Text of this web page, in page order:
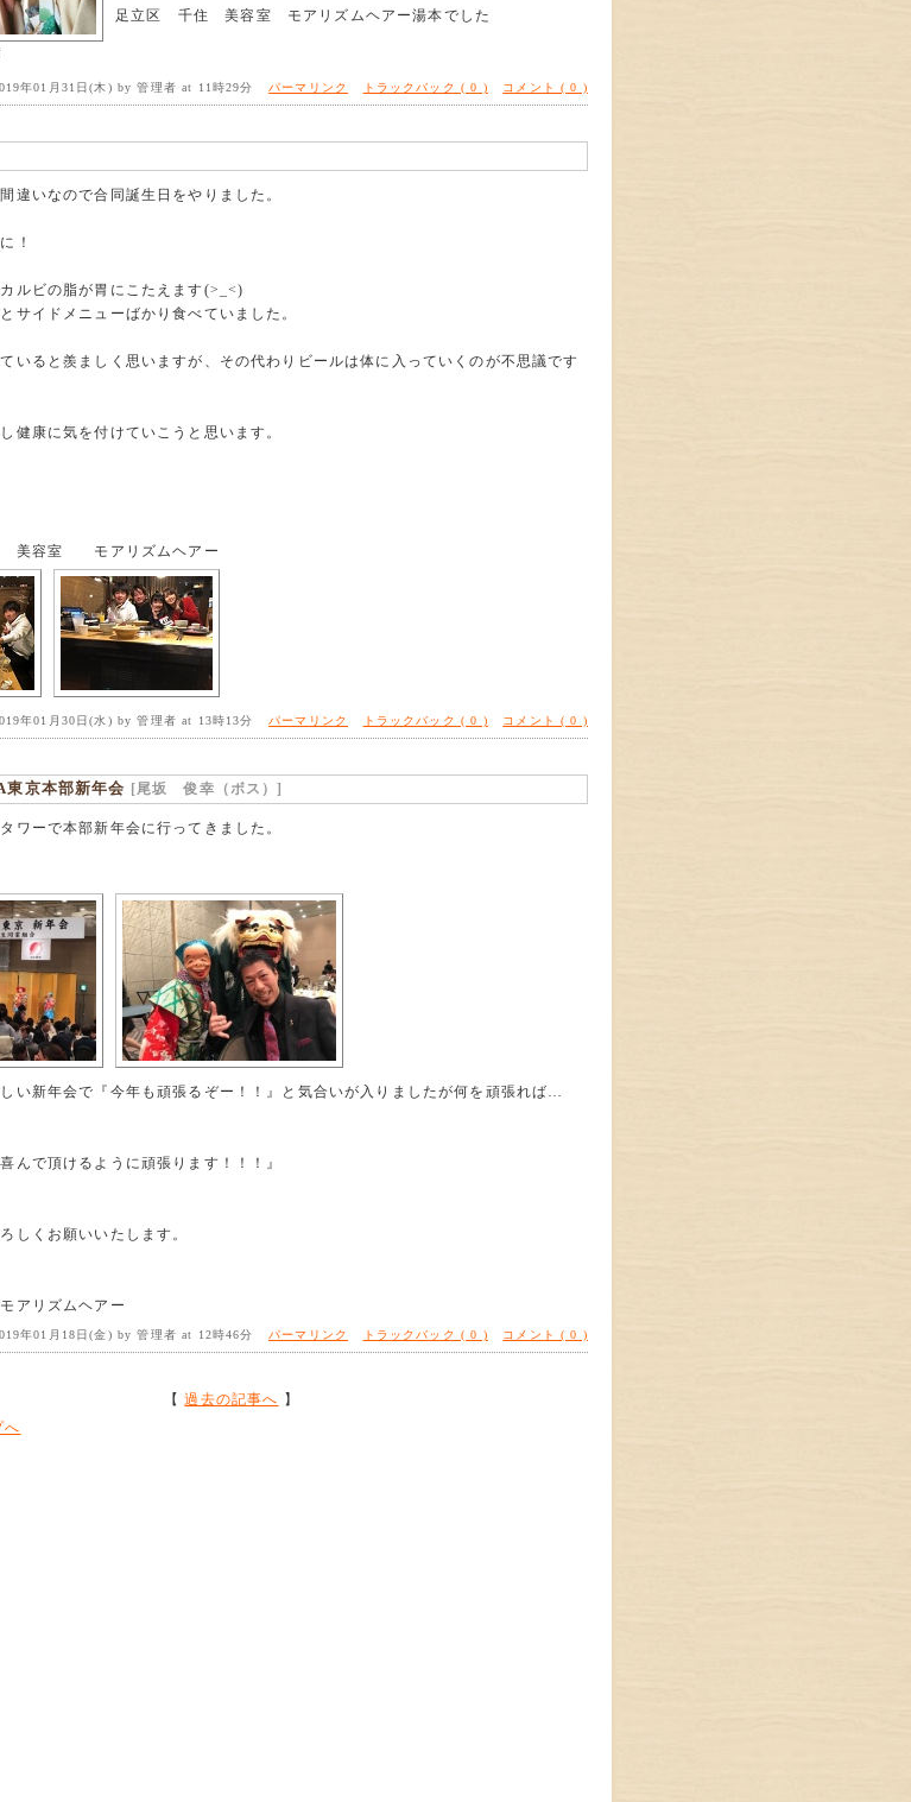
足立区 千住 美容室 モアリズムヘアー湯本でした
年01月31日(木) by 管理者 at 11時29分 パーマリンク トラックバック ( 0 ) コメント ( 0 )
違いなので合同誕生日をやりました。
！
ルビの脂が胃にこたえます(>_<)
サイドメニューばかり食べていました。
いると羨ましく思いますが、その代わりビールは体に入っていくのが不思議です
健康に気を付けていこうと思います。
容室 モアリズムヘアー
年01月30日(水) by 管理者 at 13時13分 パーマリンク トラックバック ( 0 ) コメント ( 0 )
京本部新年会 [尾坂 俊幸（ボス）]
ワーで本部新年会に行ってきました。
い新年会で『今年も頑張るぞー！！』と気合いが入りましたが何を頑張れば…
んで頂けるように頑張ります！！！』
しくお願いいたします。
アリズムヘアー
年01月18日(金) by 管理者 at 12時46分 パーマリンク トラックバック ( 0 ) コメント ( 0 )
【過去の記事へ
】
へ